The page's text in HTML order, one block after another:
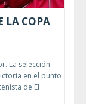
LA COPA
La selección
en el punto
de El